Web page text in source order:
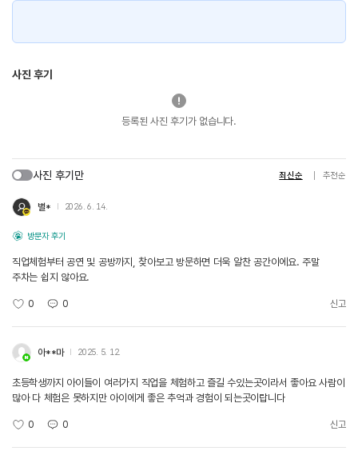
사진 후기
등록된 사진 후기가 없습니다.
사진 후기만 최신순 추천순
별* 2026. 6. 14.
방문자 후기
직업체험부터 공연 및 공방까지, 찾아보고 방문하면 더욱 알찬 공간이에요. 주말
주차는 쉽지 않아요.
0 0 신고
아**마 2025. 5. 12.
초등학생까지 아이들이 여러가지 직업을 체험하고 즐길 수있는곳이라서 좋아요 사람이
많아 다 체험은 못하지만 아이에게 좋은 추억과 경험이 되는곳이랍니다
0 0 신고